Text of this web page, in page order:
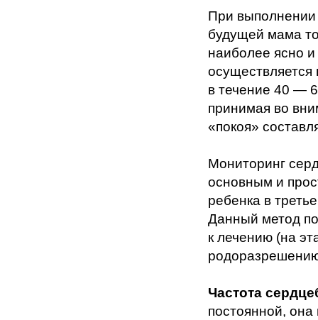
При выполнении
будущей мама
наиболее ясно
в течение 40 —
принимая во
«покоя»
Мониторинг
основным и
ребенка в
Данный метод
к лечению (на
Частота
постоянной,